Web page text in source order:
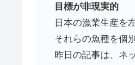
目標が非現実的
日本の漁業生産を
それらの魚種を個
昨日の記事は、ネ